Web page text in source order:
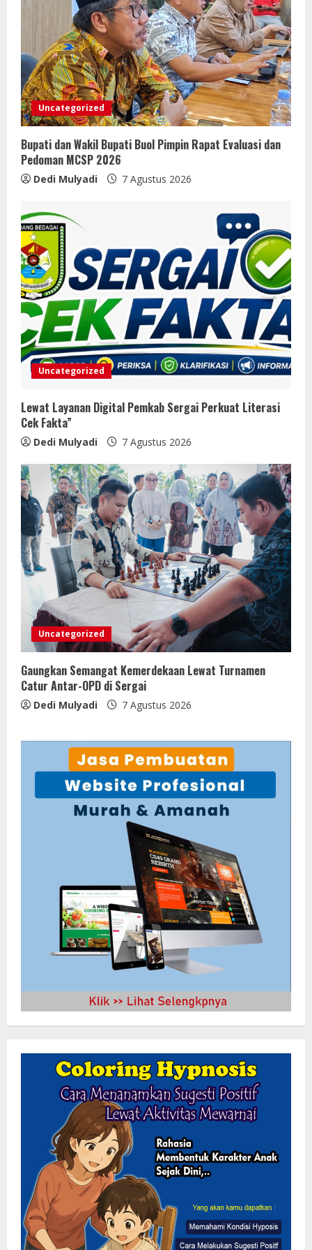
Uncategorized
Bupati dan Wakil Bupati Buol Pimpin Rapat Evaluasi dan
Pedoman MCSP 2026
Dedi Mulyadi 7 Agustus 2026
Uncategorized
Lewat Layanan Digital Pemkab Sergai Perkuat Literasi
Cek Fakta”
Dedi Mulyadi 7 Agustus 2026
Uncategorized
Gaungkan Semangat Kemerdekaan Lewat Turnamen
Catur Antar-OPD di Sergai
Dedi Mulyadi 7 Agustus 2026
Lewat Layanan Digital Pemkab Sergai